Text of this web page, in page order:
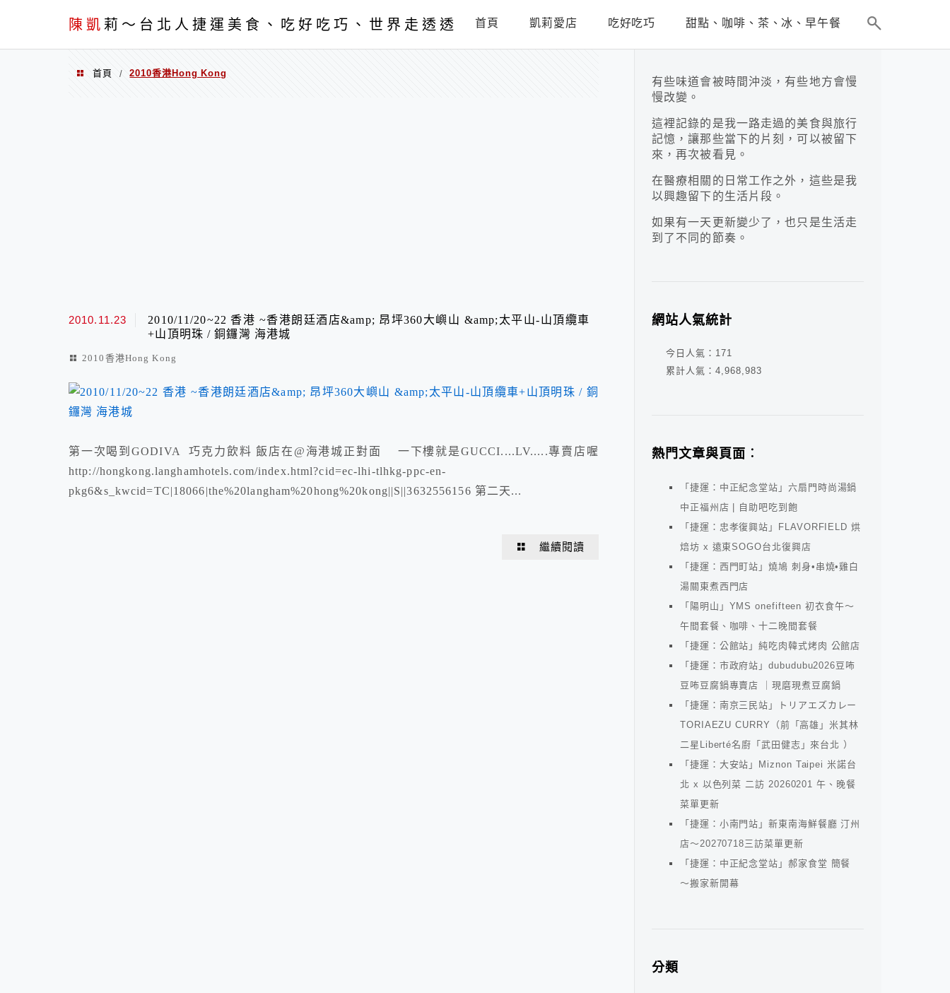
陳凱 莉～台北人捷運美食、吃好吃巧、世界走透透 首頁 凱莉愛店 吃好吃巧 甜點、咖啡、茶、冰、早午餐
首頁 / 2010香港Hong Kong
2010.11.23
2010/11/20~22 香港 ~香港朗廷酒店&amp; 昂坪360大嶼山 &amp;太平山-山頂纜車
+山頂明珠 / 銅鑼灣 海港城
2010香港Hong Kong
第一次喝到GODIVA 巧克力飲料 飯店在@海港城正對面 一下樓就是GUCCI....LV.....專賣店喔
http://hongkong.langhamhotels.com/index.html?cid=ec-lhi-tlhkg-ppc-en-
pkg6&s_kwcid=TC|18066|the%20langham%20hong%20kong||S||3632556156 第二天...
繼續閱讀
有些味道會被時間沖淡，有些地方會慢
慢改變。
這裡記錄的是我一路走過的美食與旅行
記憶，讓那些當下的片刻，可以被留下
來，再次被看見。
在醫療相關的日常工作之外，這些是我
以興趣留下的生活片段。
如果有一天更新變少了，也只是生活走
到了不同的節奏。
網站人氣統計
今日人氣： 171
累計人氣： 4,968,983
熱門文章與頁面︰
「捷運：中正紀念堂站」六扇門時尚湯鍋
中正福州店 | 自助吧吃到飽
「捷運：忠孝復興站」FLAVORFIELD 烘
焙坊 x 遠東SOGO台北復興店
「捷運：西門町站」燒鳩 刺身•串燒•雞白
湯關東煮西門店
「陽明山」YMS onefifteen 初衣食午～
午間套餐、咖啡、十二晚間套餐
「捷運：公館站」純吃肉韓式烤肉 公館店
「捷運：市政府站」dubudubu2026豆咘
豆咘豆腐鍋專賣店 ｜現磨現煮豆腐鍋
「捷運：南京三民站」トリアエズカレー
TORIAEZU CURRY（前「高雄」米其林
二星Liberté名廚「武田健志」來台北 ）
「捷運：大安站」Miznon Taipei 米諾台
北 x 以色列菜 二訪 20260201 午、晚餐
菜單更新
「捷運：小南門站」新東南海鮮餐廳 汀州
店～20270718三訪菜單更新
「捷運：中正紀念堂站」郝家食堂 簡餐
～搬家新開幕
分類